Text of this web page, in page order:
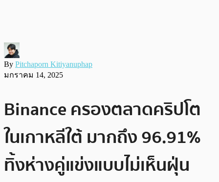
By Pitchaporn Kitiyanuphap
มกราคม 14, 2025
Binance ครองตลาดคริปโต
ในเกาหลีใต้ มากถึง 96.91%
ทิ้งห่างคู่แข่งแบบไม่เห็นฝุ่น